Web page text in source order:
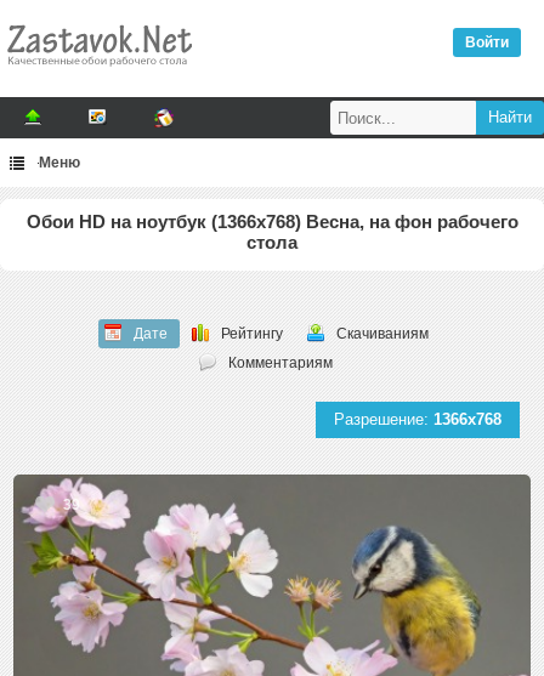
Войти
Меню
Обои HD на ноутбук (1366x768) Весна, на фон рабочего
стола
Дате Рейтингу
Скачиваниям
Комментариям
Разрешение: 1366x768
39